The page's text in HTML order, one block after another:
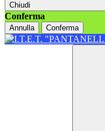
Chiudi
Conferma
Annulla Conferma